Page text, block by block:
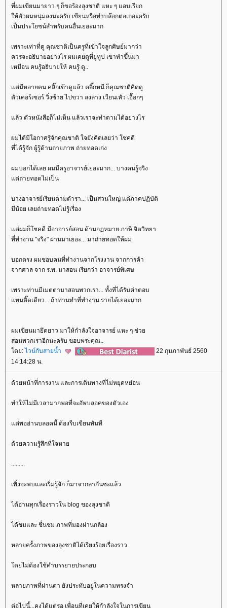
ที่ผมเขียนมายาว ๆ ก็ขอร้องลุงชาติ แหะ ๆ แอบเรียก
ห้ตัวผมหนุ่มลงนะครับ เขียนหรือทำบล๊อกต่อเถอะครับ
เป็นประโยชน์สำหรับคนอื่นเยอะมาก
เพราะเท่าที่ดู คุณชาติเป็นครูที่เข้าใจลูกศิษย์มากว่า
ควรจะอธิบายอย่างไร ผมเคยดูที่ยูทูป เขาทำขึันมา
เหมือน คนรู้อธิบายให้ คนรู้ ดู..
ต่มีหลายคน คลิ๊กเข้าดูแล้ว คลิ๊กหนี ก็คุณชาติคิดดู
ตัวเคอร์เซอร์ วิ่งซ้าย ไปขวา ลงล่าง เวียนเหัว เอื๊อกๆ
ล้ว ตัวหนังสือก็ไม่เห็น แล้วเราจะทำตามได้อย่างไร
ผมได้มีโอกาศรู้จักคุณชาติ ใจยังคิดเลยว่า โชคดี
ที่ได้รู้จัก ผู้รู้ด้านถ่ายภาพ ถ่ายทอดเก่ง
ผมบอกได้เลย ผมมีครูอาจารย์เยอะมาก... บางคนรู้จริง
ต่ถ่ายทอดไม่เป็น
บางอาจารย์เรียนตามตำรา... เป็นส่วนใหญ่ แต่ภาคปฏิบัติ
มีน้อย เลยถ่ายทอดไม่รู้เรื่อง
ต่ผมก็โชคดี มีอาจารย์สอน ด้านกฏหมาย ภาษี จิตวิทยา
ที่ทำงาน "จริง" ผ่านมาเยอะ... มาถ่ายทอดให้ผม
บอกตรง ผมชอบคนที่ทำงานจากโรงงาน จากการค้า
จากศาล จาก ร.พ. มาสอน เรียกว่า อาจารย์พิเศษ
เพราะท่านมีเมตตามาสอนพวกเรา... ทั้งที่ได้รับค่าตอบ
ทนติ๊ดเดียว... ถ้าท่านทำที่ทำงาน รายได้เยอะมาก
ผมเขียนมายึดยาว มาให้กำลังใจอาจารย์ แหะ ๆ ช่ว
สอนพวกเราอีกนะครับ ขอบพระคุณ..
ดย: ไวน์กับสายน้ำ
22 กุมภาพันธ์ 2560
14:14:28 น.
ด้วยหน้าที่การงาน และการเดินทางที่ไม่หยุดหย่อน
ทำให้ไม่มีเวลามากพอที่จะอัพบลอคของตัวเอง
ต่พออ่านบลอคนี้ ต้องรีบเขียนทันที
ด้วยความรู้สึกที่ใจหา
.........
เพิ่งจะพบและเริ่มรู้จัก ก็มาจากลากันซะแล้ว
ได้อ่านทุกเรื่องราวใน blog ของลุงชาติ
ได้ชมและ ชื่นชม ภาพที่มองผ่านกล้อง
หลายครั้งภาพของลุงชาติได้เรียงร้อยเรื่องราว
ดยไม่ต้องใช้คำบรรยายประกอบ
หลายภาพที่ผ่านตา ยังประทับอยู่ในความทรงจำ
ต่อไปนี้...คงได้แต่รอ เพื่อนที่เคยให้กำลังใจในการเขียน